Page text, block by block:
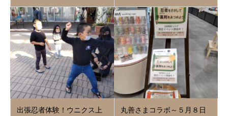
出張忍者体験！ウニクス上
丸善さまコラボ～５月８日